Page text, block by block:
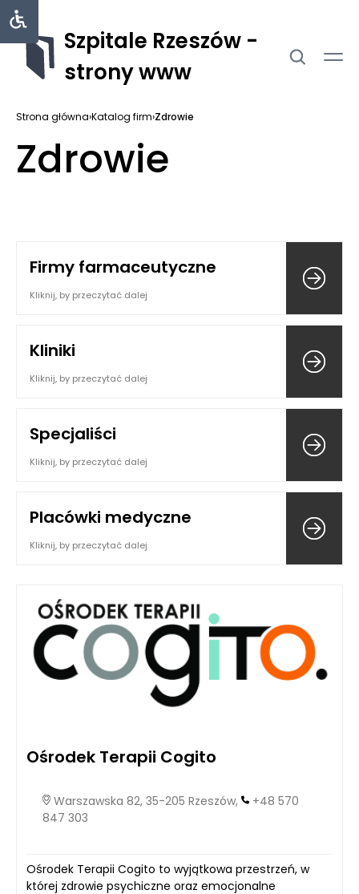
Szpitale Rzeszów -
strony www
Strona główna›Katalog firm›Zdrowie
Zdrowie
Firmy farmaceutyczne
Kliknij, by przeczytać dalej
Kliniki
Kliknij, by przeczytać dalej
Specjaliści
Kliknij, by przeczytać dalej
Placówki medyczne
Kliknij, by przeczytać dalej
Ośrodek Terapii Cogito
Warszawska 82, 35-205 Rzeszów,
+48 570
847 303
Ośrodek Terapii Cogito to wyjątkowa przestrzeń, w
której zdrowie psychiczne oraz emocjonalne